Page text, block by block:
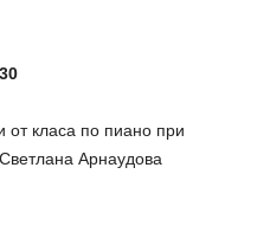
от класа по пиано при
Арнаудова